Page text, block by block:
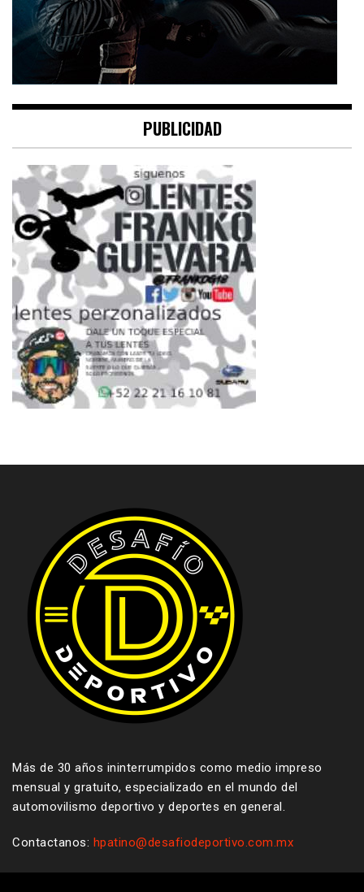
PUBLICIDAD
Más de 30 años ininterrumpidos como medio impreso
mensual y gratuito, especializado en el mundo del
automovilismo deportivo y deportes en general.
Contactanos: hpatino@desafiodeportivo.com.mx